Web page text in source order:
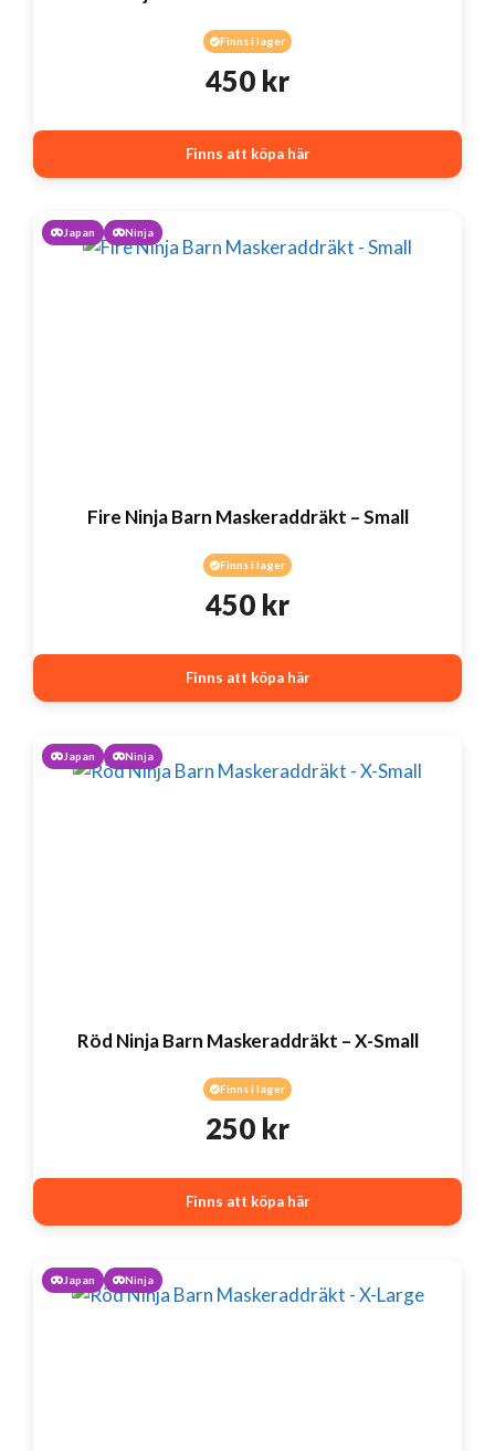
Finns i lager
450 kr
Finns att köpa här
Japan Ninja
Fire Ninja Barn Maskeraddräkt – Small
Finns i lager
450 kr
Finns att köpa här
Japan Ninja
Röd Ninja Barn Maskeraddräkt – X-Small
Finns i lager
250 kr
Finns att köpa här
Japan Ninja